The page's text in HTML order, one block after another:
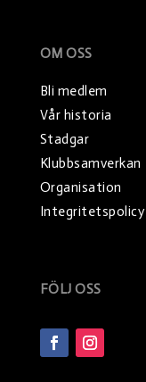
OM OSS
Bli medlem
Vår historia
Stadgar
Klubbsamverkan
Organisation
Integritetspolicy
FÖLJ OSS